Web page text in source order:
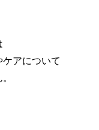
アについて